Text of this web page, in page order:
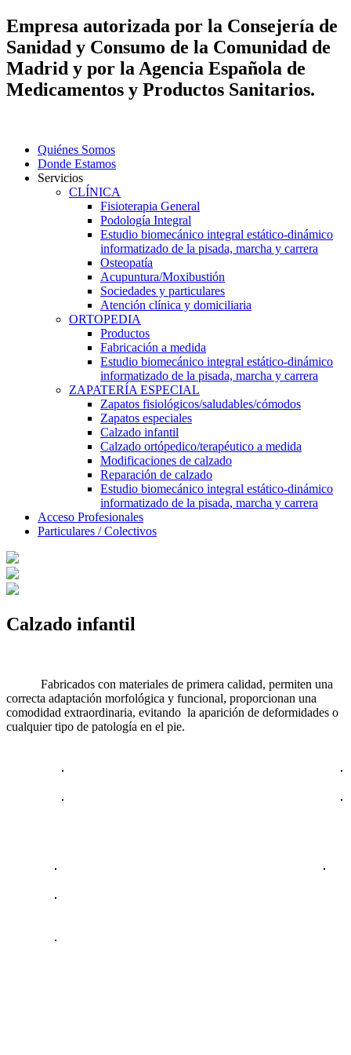
Empresa autorizada por la Consejería de
Sanidad y Consumo de la Comunidad de
Madrid y por la Agencia Española de
Medicamentos y Productos Sanitarios.
Quiénes Somos
Donde Estamos
Servicios
CLÍNICA
Fisioterapia General
Podología Integral
Estudio biomecánico integral estático-dinámico
informatizado de la pisada, marcha y carrera
Osteopatía
Acupuntura/Moxibustión
Sociedades y particulares
Atención clínica y domiciliaria
ORTOPEDIA
Productos
Fabricación a medida
Estudio biomecánico integral estático-dinámico
informatizado de la pisada, marcha y carrera
ZAPATERÍA ESPECIAL
Zapatos fisiológicos/saludables/cómodos
Zapatos especiales
Calzado infantil
Calzado ortópedico/terapéutico a medida
Modificaciones de calzado
Reparación de calzado
Estudio biomecánico integral estático-dinámico
informatizado de la pisada, marcha y carrera
Acceso Profesionales
Particulares / Colectivos
Calzado infantil
Fabricados con materiales de primera calidad, permiten una
correcta adaptación morfológica y funcional, proporcionan una
comodidad extraordinaria, evitando la aparición de deformidades o
cualquier tipo de patología en el pie.